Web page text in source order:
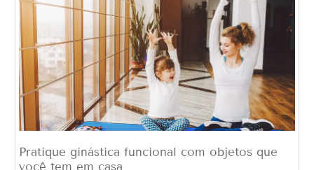
Pratique ginástica funcional com objetos que